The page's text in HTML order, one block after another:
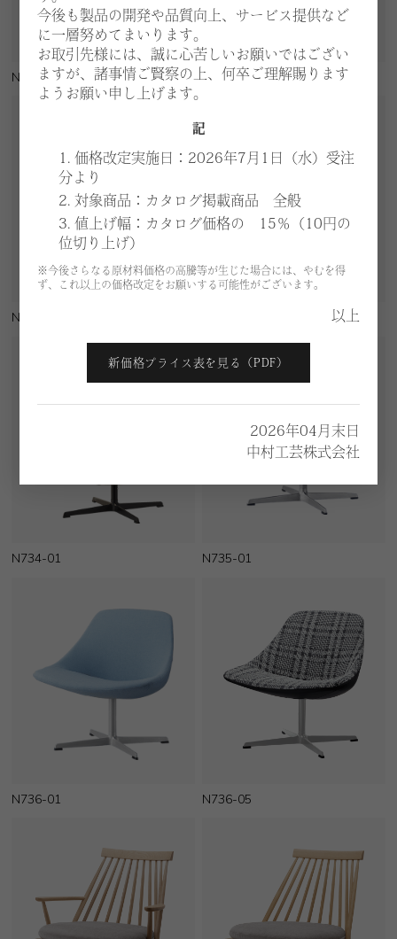
今後も製品の開発や品質向上、サービス提供など
に一層努めてまいります。
お取引先様には、誠に心苦しいお願いではござい
ますが、諸事情ご賢察の上、何卒ご理解賜ります
ようお願い申し上げます。
記
1. 価格改定実施日：2026年7月1日（水）受注
分より
2. 対象商品：カタログ掲載商品 全般
3. 値上げ幅：カタログ価格の 15％（10円の
位切り上げ）
※今後さらなる原材料価格の高騰等が生じた場合には、やむを得
ず、これ以上の価格改定をお願いする可能性がございます。
以上
新価格プライス表を見る（PDF）
2026年04月末日
中村工芸株式会社
N211 N311
N312
N734-01 N735-01
N736-01 N736-05